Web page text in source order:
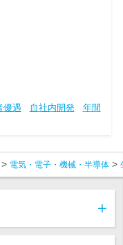
優遇 自社内開発
年間
電気・電子・機械・半導体